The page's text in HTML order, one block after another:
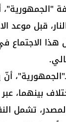
قبل موعد
الاجتماع
أنّ